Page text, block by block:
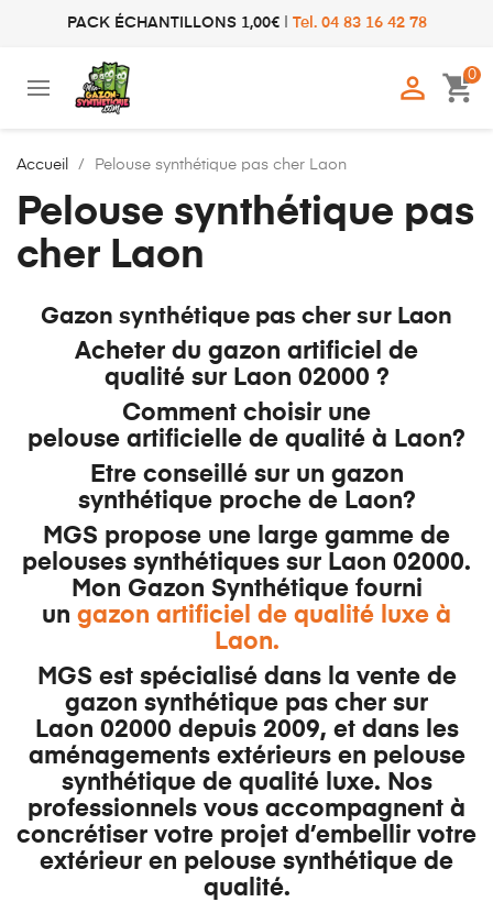
PACK ÉCHANTILLONS 1,00€| Tel. 04 83 16 42 78
 shopping_cart
0
Accueil Pelouse synthétique pas cher Laon
Pelouse synthétique pas
cher Laon
Gazon synthétique pas cher sur Laon
Acheter du gazon artificiel de
qualité sur Laon 02000 ?
Comment choisir une
pelouse artificielle de qualité à Laon?
Etre conseillé sur un gazon
synthétique prochede Laon?
MGS propose une large gamme de
pelouses synthétiques sur Laon 02000.
Mon Gazon Synthétique fourni
un gazon artificiel de qualité luxe à
Laon.
MGS est spécialisé dans la vente de
gazon synthétique pas cher sur
Laon 02000 depuis 2009, et dans les
aménagements extérieurs en pelouse
synthétique de qualité luxe. Nos
professionnels vous accompagnent à
concrétiser votre projet d’embellir votre
extérieur en pelouse synthétique de
qualité.